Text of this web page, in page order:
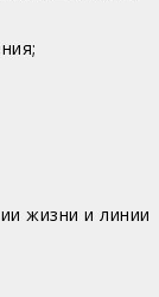
жизни и линии